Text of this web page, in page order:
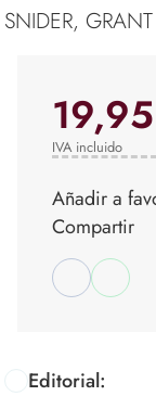
SNIDER, GRANT
Editorial:
IVA incluido
Añadir a
Compartir